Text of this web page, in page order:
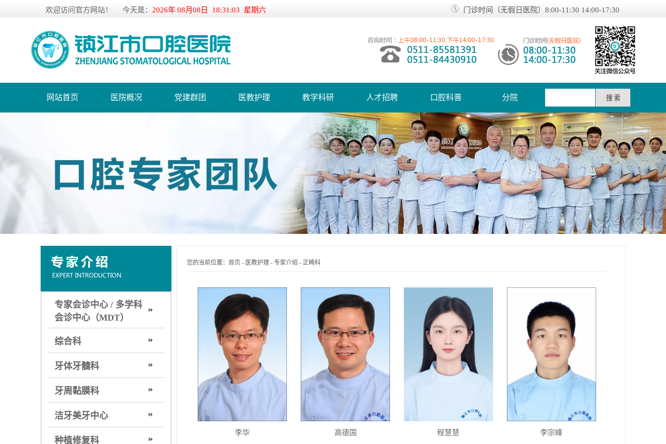
欢迎访问官方网站！ 今天是： 2026年 08月08日 18:31:04 星期六 门诊时间（无假日医院）8:00-11:30 14:00-17:30
网站首页 医院概况 党建群团 医教护理 教学科研 人才招聘 口腔科普 分院
专家会诊中心 / 多学科
会诊中心（MDT）
综合科
牙体牙髓科
牙周黏膜科
洁牙美牙中心
种植修复科
您的当前位置： 首页 - 医教护理 - 专家介绍 - 正畸科
李华 高德国 程慧慧 李宗峰